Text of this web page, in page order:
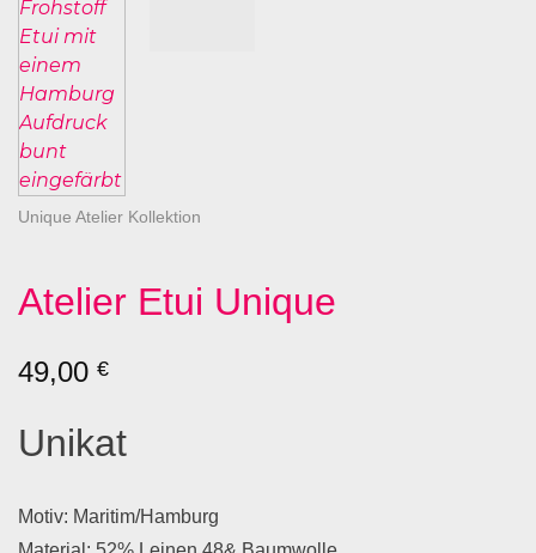
Unique Atelier Kollektion
Atelier Etui Unique
49,00 €
Unikat
Motiv: Maritim/Hamburg